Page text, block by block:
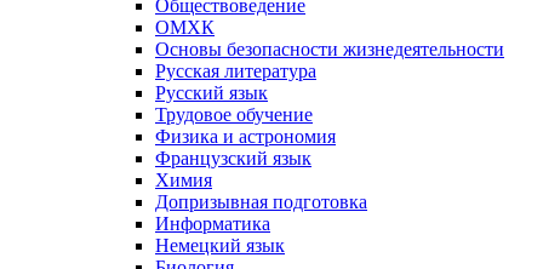
Обществоведение
ОМХК
Основы безопасности жизнедеятельности
Русская литература
Русский язык
Трудовое обучение
Физика и астрономия
Французский язык
Химия
Допризывная подготовка
Информатика
Немецкий язык